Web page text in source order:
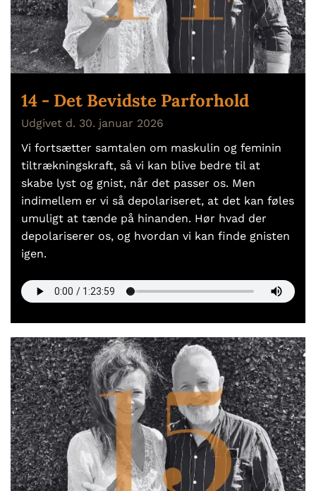
14 - Det Bevidste Parforhold
Udgivet d. 30. januar 2026
Vi fortsætter samtalen om maskulin og feminin
tiltrækningskraft, så vi kan blive bedre til at
skabe lyst og gnist, når det passer os. Men
indimellem er vi så depolariseret, at det kan føles
umuligt at tænde på hinanden. Hør hvad der
depolariserer os, og hvordan vi kan finde gnisten
igen.